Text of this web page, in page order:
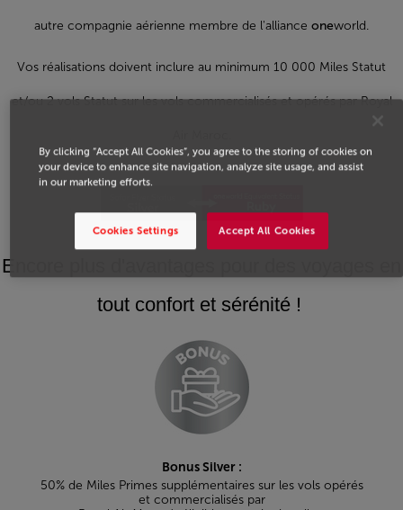
autre compagnie aérienne membre de l'alliance oneworld.
Vos réalisations doivent inclure au minimum 10 000 Miles Statut
et/ou 2 vols Statut sur les vols commercialisés et opérés par Royal
Encore plus d'avantages pour des voyages en
tout confort et sérénité !
Bonus Silver :
50% de Miles Primes supplémentaires sur les vols opérés
et commercialisés par
By clicking “Accept All Cookies”, you agree to the storing of cookies on
your device to enhance site navigation, analyze site usage, and assist
in our marketing efforts.
Accept All Cookies
Cookies Settings